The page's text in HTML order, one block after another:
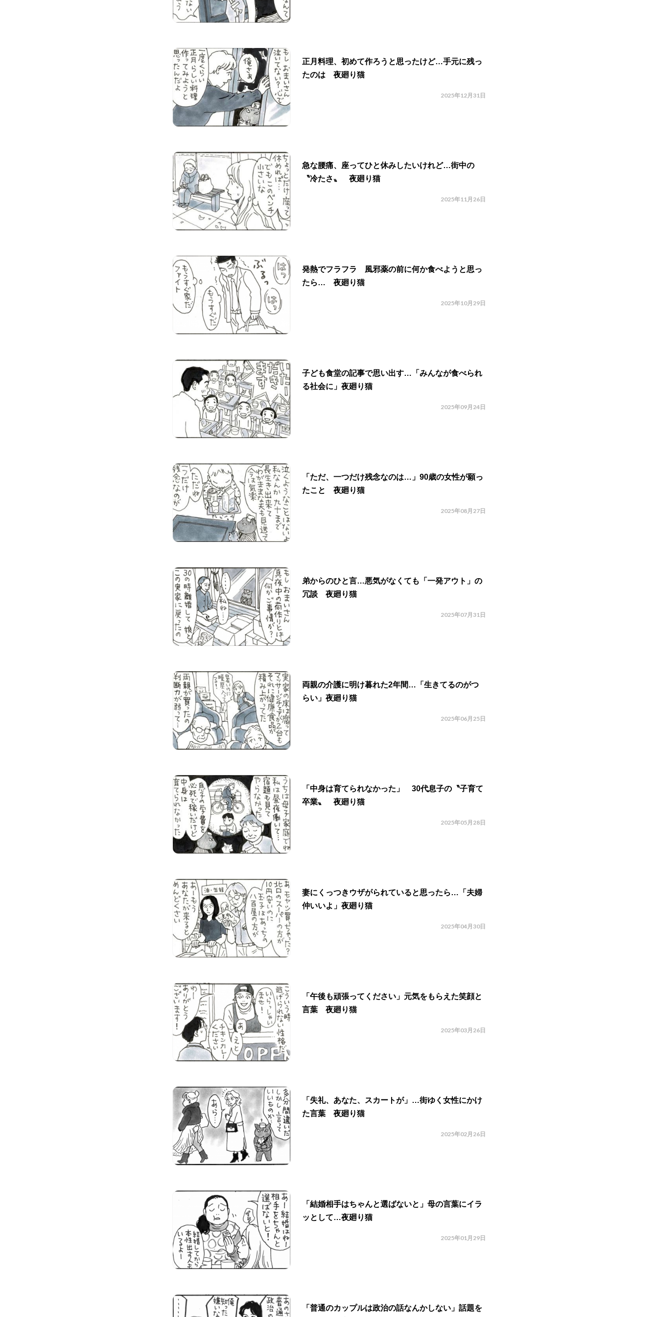
正月料理、初めて作ろうと思ったけど…手元に残っ
たのは 夜廻り猫
2025年12月31日
急な腰痛、座ってひと休みしたいけれど…街中の
〝冷たさ〟 夜廻り猫
2025年11月26日
発熱でフラフラ 風邪薬の前に何か食べようと思っ
たら… 夜廻り猫
2025年10月29日
子ども食堂の記事で思い出す…「みんなが食べられ
る社会に」夜廻り猫
2025年09月24日
「ただ、一つだけ残念なのは…」90歳の女性が願っ
たこと 夜廻り猫
2025年08月27日
弟からのひと言…悪気がなくても「一発アウト」の
冗談 夜廻り猫
2025年07月31日
両親の介護に明け暮れた2年間…「生きてるのがつ
らい」夜廻り猫
2025年06月25日
「中身は育てられなかった」 30代息子の〝子育て
卒業〟 夜廻り猫
2025年05月28日
妻にくっつきウザがられていると思ったら…「夫婦
仲いいよ」夜廻り猫
2025年04月30日
「午後も頑張ってください」元気をもらえた笑顔と
言葉 夜廻り猫
2025年03月26日
「失礼、あなた、スカートが」…街ゆく女性にかけ
た言葉 夜廻り猫
2025年02月26日
「結婚相手はちゃんと選ばないと」母の言葉にイラ
ッとして…夜廻り猫
2025年01月29日
「普通のカップルは政治の話なんかしない」話題を